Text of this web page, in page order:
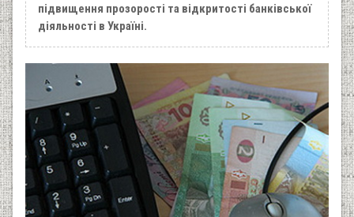
підвищення прозорості та відкритості банківської
діяльності в Україні.